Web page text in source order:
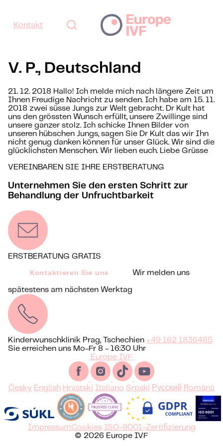
Kontakt
V. P., Deutschland
21. 12. 2018 Hallo! Ich melde mich nach längere Zeit um
Ihnen Freudige Nachricht zu senden. Ich habe am 15. 11.
2018 zwei süsse Jungs zur Welt gebracht. Dr Kult hat
uns den grössten Wunsch erfüllt, unsere Zwillinge sind
unsere ganzer stolz. Ich schicke Ihnen Bilder von
unseren hübschen Jungs, sagen Sie Dr Kult das wir Ihn
nicht genug danken können für unser Glück. Wir sind die
glücklichsten Menschen. Wir lieben euch. Liebe Grüsse
VEREINBAREN SIE IHRE ERSTBERATUNG
Unternehmen Sie den ersten Schritt zur
Behandlung der Unfruchtbarkeit
ERSTBERATUNG GRATIS
Kontaktieren Sie uns Wir melden uns
spätestens am nächsten Werktag
Kinderwunschklinik Prag, Tschechien +49 162 1836465
Sie erreichen uns Mo-Fr 8 - 16:30 Uhr
Europe IVF
Česky English Hrvatski Italiano Srpski Русский Română
ImpressumCookies
ISO-9001-Zertifizierung
© 2026 Europe IVF